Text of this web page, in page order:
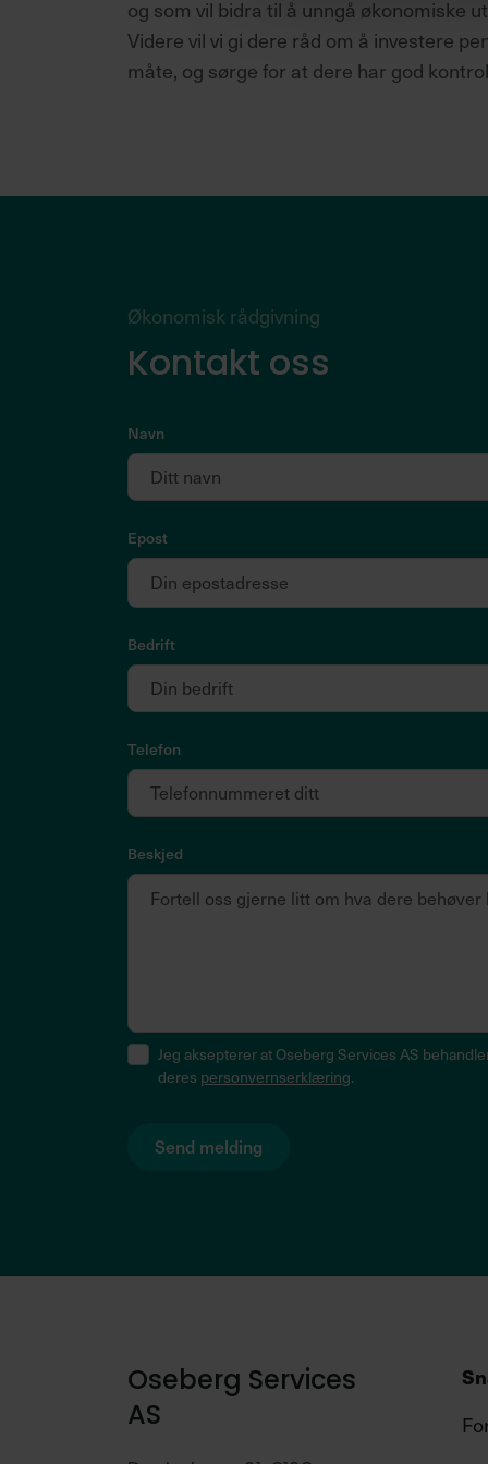
g
og som vil bidra til å unngå økonomiske
Videre vil vi gi dere råd om å investere
måte, og sørge for at dere har god
Økonomisk rådgivning
Kontakt oss
Navn
Epost
Bedrift
Telefon
Beskjed
ConsentJeg aksepterer at Oseberg Services AS
deres personvernserklæring.
Oseberg Services
AS